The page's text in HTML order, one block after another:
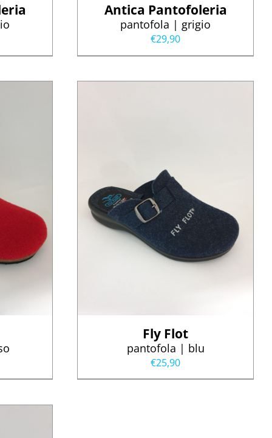
Antica Pantofoleria
pantofola | grigio
€29,90
Fly Flot
pantofola | blu
€25,90